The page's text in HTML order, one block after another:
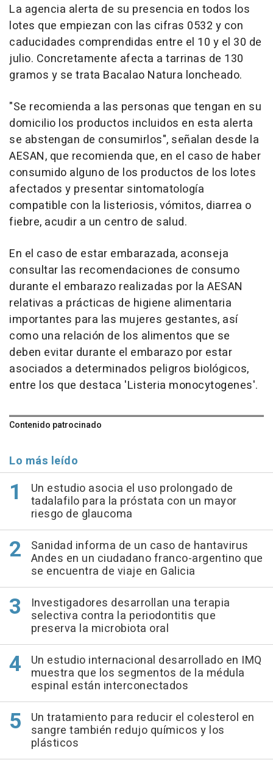
La agencia alerta de su presencia en todos los
lotes que empiezan con las cifras 0532 y con
caducidades comprendidas entre el 10 y el 30 de
julio. Concretamente afecta a tarrinas de 130
gramos y se trata Bacalao Natura loncheado.
"Se recomienda a las personas que tengan en su
domicilio los productos incluidos en esta alerta
se abstengan de consumirlos", señalan desde la
AESAN, que recomienda que, en el caso de haber
consumido alguno de los productos de los lotes
afectados y presentar sintomatología
compatible con la listeriosis, vómitos, diarrea o
fiebre, acudir a un centro de salud.
En el caso de estar embarazada, aconseja
consultar las recomendaciones de consumo
durante el embarazo realizadas por la AESAN
relativas a prácticas de higiene alimentaria
importantes para las mujeres gestantes, así
como una relación de los alimentos que se
deben evitar durante el embarazo por estar
asociados a determinados peligros biológicos,
entre los que destaca 'Listeria monocytogenes'.
Contenido patrocinado
Lo más leído
Un estudio asocia el uso prolongado de
tadalafilo para la próstata con un mayor
riesgo de glaucoma
Sanidad informa de un caso de hantavirus
Andes en un ciudadano franco-argentino que
se encuentra de viaje en Galicia
Investigadores desarrollan una terapia
selectiva contra la periodontitis que
preserva la microbiota oral
Un estudio internacional desarrollado en IMQ
muestra que los segmentos de la médula
espinal están interconectados
Un tratamiento para reducir el colesterol en
sangre también redujo químicos y los
plásticos